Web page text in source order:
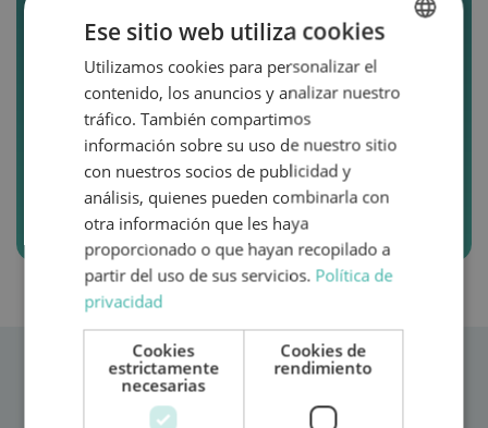
regalarles aventuras. Bonos desde
50€ hasta 500€ para canjear en el
próximo alquiler de una de nuestras
autocaravanas.
Quiero regalar aventura
SPANISH
ENGLISH
Ese sitio web utiliza cookies
Utilizamos cookies para personalizar el
contenido, los anuncios y analizar nuestro
tráfico. También compartimos
información sobre su uso de nuestro sitio
con nuestros socios de publicidad y
análisis, quienes pueden combinarla con
otra información que les haya
proporcionado o que hayan recopilado a
partir del uso de sus servicios. Política de
privacidad
Cookies
estrictamente
necesarias
Cookies de
rendimiento